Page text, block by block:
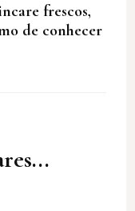
frescos,
de conhecer